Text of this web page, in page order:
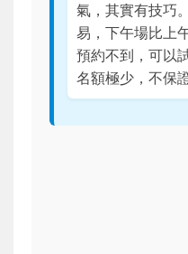
氣，其實有技巧
易，下午場比上
預約不到，可以
名額極少，不保